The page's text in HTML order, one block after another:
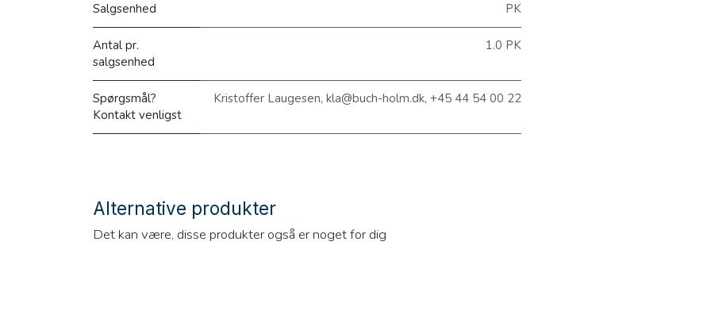
Salgsenhed PK
Antal pr.
salgsenhed
1.0 PK
Spørgsmål?
Kontakt venligst
Kristoffer Laugesen, kla@buch-holm.dk, +45 44 54 00 22
Alternative produkter
Det kan være, disse produkter også er noget for dig